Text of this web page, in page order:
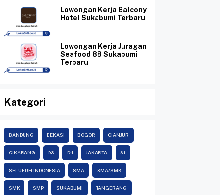
Lowongan Kerja Balcony
Hotel Sukabumi Terbaru
Lowongan Kerja Juragan
Seafood 88 Sukabumi
Terbaru
Kategori
BANDUNG BEKASI BOGOR CIANJUR
CIKARANG D3 D4 JAKARTA S1
SELURUH INDONESIA SMA SMA/SMK
SMK SMP SUKABUMI TANGERANG